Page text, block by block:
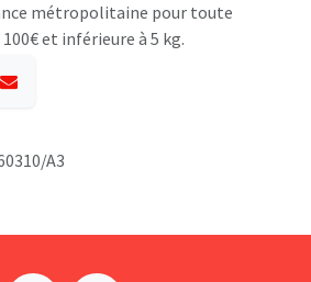
métropolitaine pour toute
et inférieure à 5 kg.
A3